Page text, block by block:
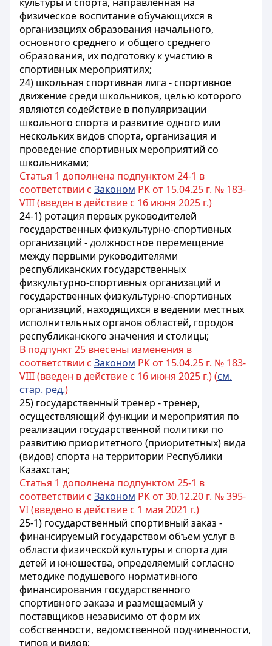
физическое воспитание обучающихся в
организациях образования начального,
основного среднего и общего среднего
образования, их подготовку к участию в
спортивных мероприятиях;
24) школьная спортивная лига - спортивное
движение среди школьников, целью которого
являются содействие в популяризации
школьного спорта и развитие одного или
нескольких видов спорта, организация и
проведение спортивных мероприятий со
школьниками;
Статья 1 дополнена подпунктом 24-1 в
соответствии с Законом РК от 15.04.25 г. № 183-
VIII (введен в действие с 16 июня 2025 г.)
24-1) ротация первых руководителей
государственных физкультурно-спортивных
организаций - должностное перемещение
между первыми руководителями
республиканских государственных
физкультурно-спортивных организаций и
государственных физкультурно-спортивных
организаций, находящихся в ведении местных
исполнительных органов областей, городов
республиканского значения и столицы;
В подпункт 25 внесены изменения в
соответствии с Законом РК от 15.04.25 г. № 183-
VIII (введен в действие с 16 июня 2025 г.) (см.
стар. ред.)
25) государственный тренер - тренер,
осуществляющий функции и мероприятия по
реализации государственной политики по
развитию приоритетного (приоритетных) вида
(видов) спорта на территории Республики
Казахстан;
Статья 1 дополнена подпунктом 25-1 в
соответствии с Законом РК от 30.12.20 г. № 395-
VI (введено в действие с 1 мая 2021 г.)
25-1) государственный спортивный заказ -
финансируемый государством объем услуг в
области физической культуры и спорта для
детей и юношества, определяемый согласно
методике подушевого нормативного
финансирования государственного
спортивного заказа и размещаемый у
поставщиков независимо от форм их
собственности, ведомственной подчиненности,
типов и видов;